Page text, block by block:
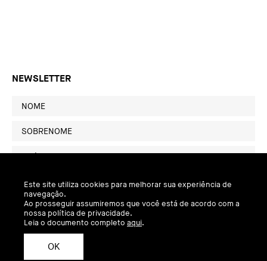
NEWSLETTER
Este site utiliza cookies para melhorar sua experiência de
navegação.
Ao prosseguir assumiremos que você está de acordo com a
nossa política de privacidade.
Leia o documento completo aqui.
OK